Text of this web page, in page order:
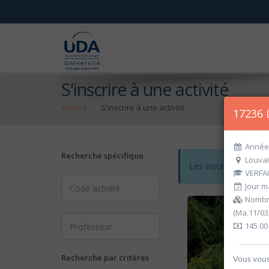
S'inscrire à une activité
Accueil S'inscrire à une activité
Recherche spécifique
Recherche par critères
Les inscriptions
17236
Jour
(Ma.11/
Vous